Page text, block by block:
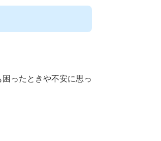
ったときや不安に思っ